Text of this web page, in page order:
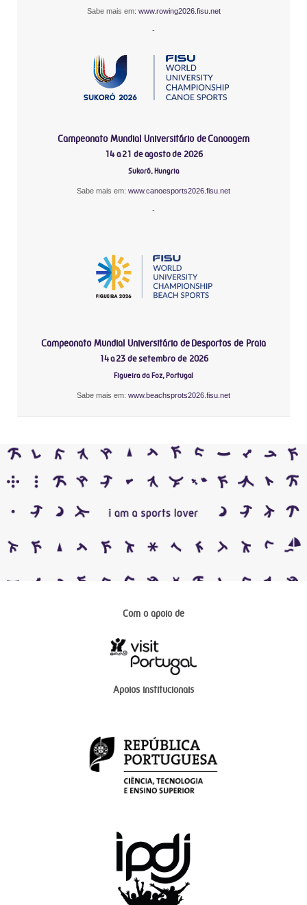
Sabe mais em: www.rowing2026.fisu.net
-
Campeonato Mundial Universitário de Canoagem
14 a 21 de agosto de 2026
Sukoró, Hungria
Sabe mais em: www.canoesports2026.fisu.net
-
Campeonato Mundial Universitário de Desportos de Praia
14 a 23 de setembro de 2026
Figueira da Foz, Portugal
Sabe mais em: www.beachsprots2026.fisu.net
Com o apoio de
Apoios institucionais